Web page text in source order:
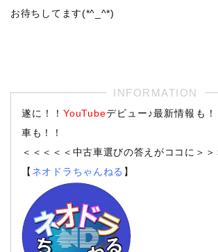
お待ちしてます(*^_^*)
遂に！！YouTubeデビュー♪最新情報も
車も！！
＜＜＜＜＜中古車選びの答えがココに＞＞
【 ネオドラちゃんねる 】